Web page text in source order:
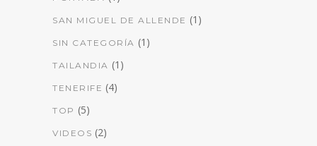
SAN MIGUEL DE ALLENDE (1)
SIN CATEGORÍA (1)
TAILANDIA (1)
TENERIFE (4)
TOP (5)
VIDEOS (2)